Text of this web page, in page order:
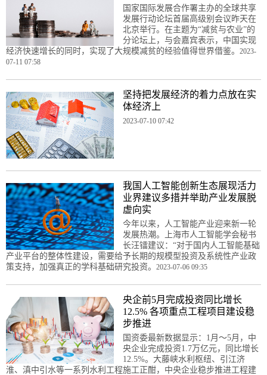
国家国际发展合作署主办的全球共享
发展行动论坛首届高级别会议昨天在
北京举行。在主题为“减贫与农业”的
分论坛上，与会嘉宾表示，中国实现
经济快速增长的同时，实现了大规模减贫的经验值得世界借鉴。 2023-
07-11 07:58
坚持把发展经济的着力点放在实
体经济上
2023-07-10 07:42
我国人工智能创新生态展现活力
业界建议多措并举助产业发展脱
虚向实
今年以来，人工智能产业迎来新一轮
发展热潮。上海市人工智能学会秘书
长汪镭建议：“对于国内人工智能基础
产业平台的整体性建设，需要给予长期的规模型投资及系统性产业政
策支持，加强真正的学科基础研究投资。 2023-07-06 09:35
央企前5月完成投资同比增长
12.5% 各项重点工程项目建设稳
步推进
国资委最新数据显示：1月～5月，中
央企业完成投资1.7万亿元，同比增长
12.5%。大藤峡水利枢纽、引江济
淮、滇中引水等一系列水利工程施工正酣，中央企业稳步推进工程建